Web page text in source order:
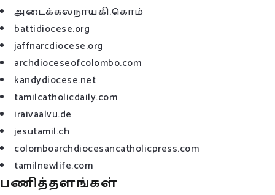
அடைக்கலநாயகி.கொம்
battidiocese.org
jaffnarcdiocese.org
archdioceseofcolombo.com
kandydiocese.net
tamilcatholicdaily.com
iraivaalvu.de
jesutamil.ch
colomboarchdiocesancatholicpress.com
tamilnewlife.com
பணித்தளங்கள்